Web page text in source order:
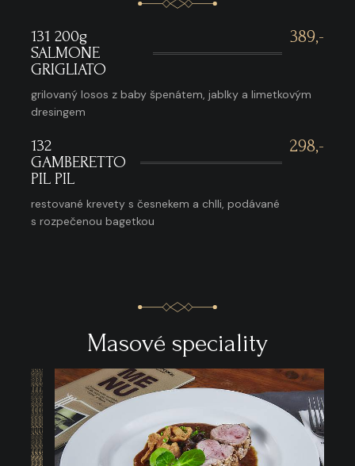
131 200g
SALMONE
GRIGLIATO
389,-
grilovaný losos z baby špenátem, jablky a limetkovým
dresingem
132
GAMBERETTO
PIL PIL
298,-
restované krevety s česnekem a chlli, podávané
s rozpečenou bagetkou
Masové speciality